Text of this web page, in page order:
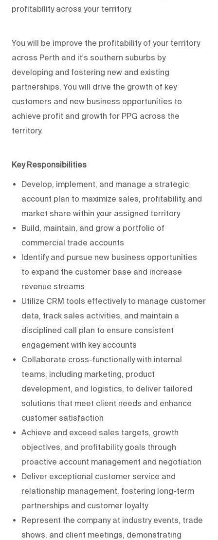
profitability across your territory.
You will be improve the profitability of your territory
across Perth and it's southern suburbs by
developing and fostering new and existing
partnerships. You will drive the growth of key
customers and new business opportunities to
achieve profit and growth for PPG across the
territory.
Key Responsibilities
Develop, implement, and manage a strategic
account plan to maximize sales, profitability, and
market share within your assigned territory
Build, maintain, and grow a portfolio of
commercial trade accounts
Identify and pursue new business opportunities
to expand the customer base and increase
revenue streams
Utilize CRM tools effectively to manage customer
data, track sales activities, and maintain a
disciplined call plan to ensure consistent
engagement with key accounts
Collaborate cross-functionally with internal
teams, including marketing, product
development, and logistics, to deliver tailored
solutions that meet client needs and enhance
customer satisfaction
Achieve and exceed sales targets, growth
objectives, and profitability goals through
proactive account management and negotiation
Deliver exceptional customer service and
relationship management, fostering long-term
partnerships and customer loyalty
Represent the company at industry events, trade
shows, and client meetings, demonstrating